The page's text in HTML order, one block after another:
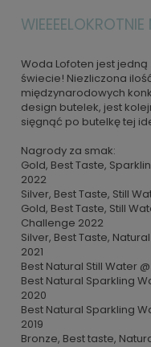
Woda Lofoten jest
świecie! Niezliczona
międzynarodowych
design butelek, jest
sięgnąć po butelkę tej
Nagrody za smak:
Gold, Best Taste,
2022
Silver, Best Taste, Still
Gold, Best Taste, Still
Challenge 2022
Silver, Best Taste,
2021
Best Natural Still Water
Best Natural Sparkling
2020
Best Natural Sparkling
2019
Bronze, Best taste,